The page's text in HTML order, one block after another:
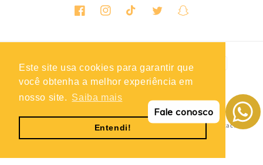
Este site usa cookies para garantir que
você obtenha a melhor experiência em
nosso site. Saiba mais
Entendi!
FacebookInstagramTikTokTwitterSnapchat
de
Política de reembolso Política de privacidade
Política de envio Informações de contacto
Fale conosco